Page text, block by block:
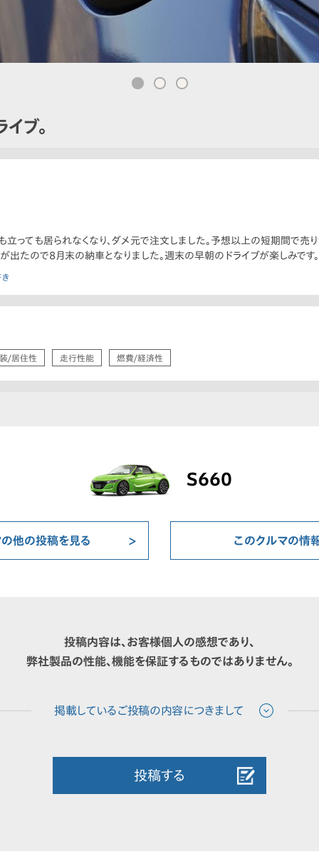
ブ。
っても居られなくなり、ダメ元で注文しました。予想以上の短期間で売り
出たので8月末の納車となりました。週末の早朝のドライブが楽しみです。
/居住性 走行性能 燃費/経済性
S660
他の投稿を見る このクルマの情
投稿内容は、お客様個人の感想であり、
弊社製品の性能、機能を保証するものではありません。
投稿する